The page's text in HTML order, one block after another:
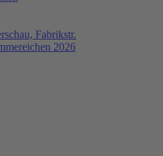
Fabrikstr.
2026